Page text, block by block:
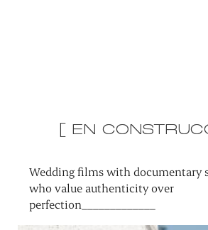
[ EN
Wedding films with documentary
who value authenticity over
perfection_____________